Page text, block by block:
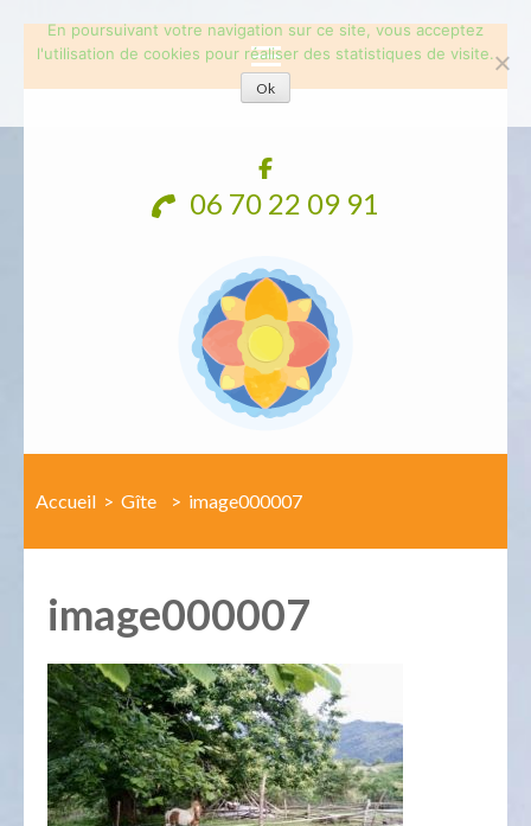
06 70 22 09 91
Accueil > Gîte > image000007
image000007
En poursuivant votre navigation sur ce site, vous acceptez
l'utilisation de cookies pour réaliser des statistiques de visite.
Ok